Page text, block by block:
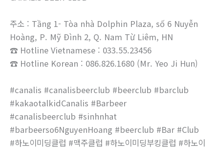
주소 : Tầng 1- Tòa nhà Dolphin Plaza, số 6 Nuyễn
Hoàng, P. Mỹ Đình 2, Q. Nam Từ Liêm, HN
☎ Hotline Vietnamese : 033.55.23456
☎ Hotline Korean : 086.826.1680 (Mr. Yeo Ji Hun)
#canalis #canalisbeerclub #beerclub #barclub
#kakaotalkidCanalis #Barbeer
#canalisbeerclub #sinhnhat
#barbeerso6NguyenHoang #beerclub #Bar #Club
#하노이미딩클럽 #맥주클럽 #하노이미딩부킹클럽 #하노이